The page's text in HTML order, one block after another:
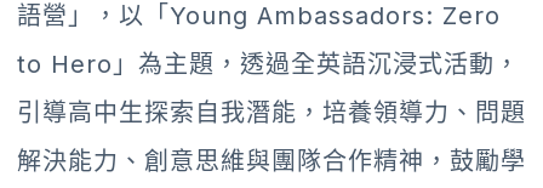
語營」，以「Young Ambassadors: Zero
to Hero」為主題，透過全英語沉浸式活動，
引導高中生探索自我潛能，培養領導力、問題
解決能力、創意思維與團隊合作精神，鼓勵學